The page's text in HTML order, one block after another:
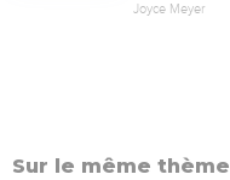
Joyce Meyer
Sur le même thème